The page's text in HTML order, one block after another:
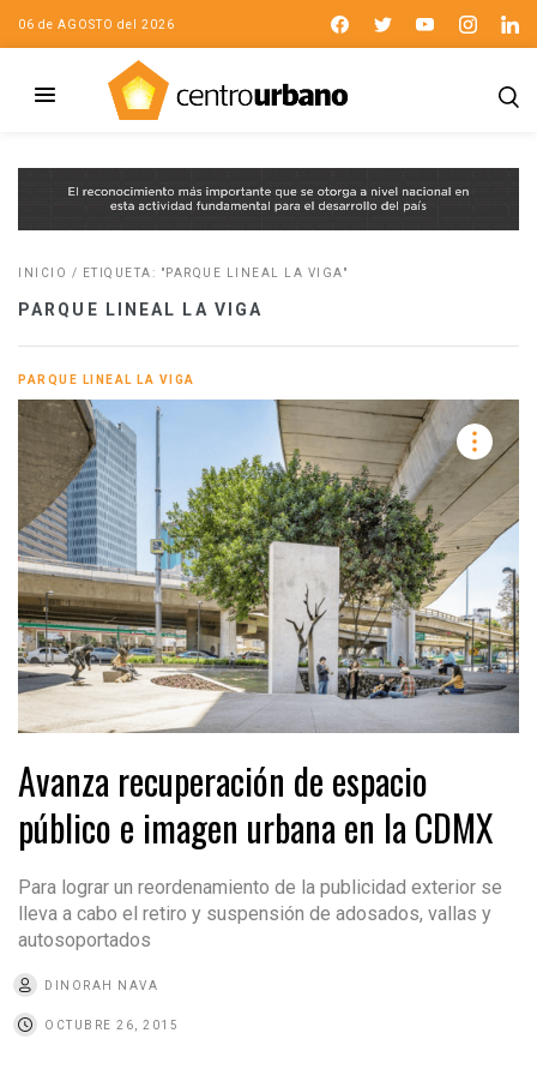
06 de AGOSTO del 2026
INICIO / ETIQUETA: "PARQUE LINEAL LA VIGA"
PARQUE LINEAL LA VIGA
PARQUE LINEAL LA VIGA
Avanza recuperación de espacio
público e imagen urbana en la CDMX
Para lograr un reordenamiento de la publicidad exterior se
lleva a cabo el retiro y suspensión de adosados, vallas y
autosoportados
DINORAH NAVA
OCTUBRE 26, 2015